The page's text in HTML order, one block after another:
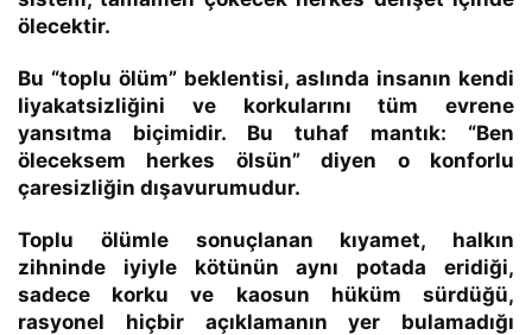
ölecektir.
Bu “toplu ölüm” beklentisi, aslında insanın kendi
liyakatsizliğini ve korkularını tüm evrene
yansıtma biçimidir. Bu tuhaf mantık: “Ben
öleceksem herkes ölsün”diyen o konforlu
çaresizliğin dışavurumudur.
Toplu ölümle sonuçlanan kıyamet, halkın
zihninde iyiyle kötünün aynı potada eridiği,
sadece korku ve kaosun hüküm sürdüğü,
rasyonel hiçbir açıklamanın yer bulamadığı